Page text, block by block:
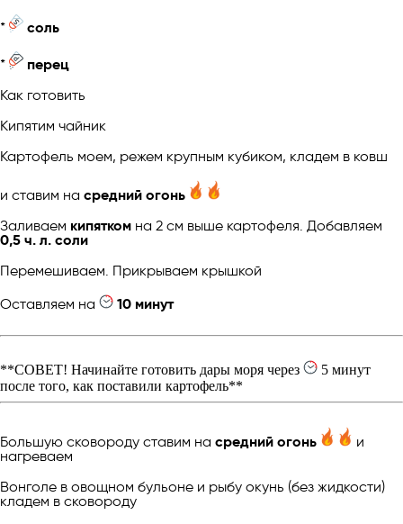
* соль
*
перец
Как готовить
Кипятим чайник
Картофель моем, режем крупным кубиком, кладем в ковш
и ставим на средний огонь
Заливаем кипятком на 2 см выше картофеля. Добавляем
0,5 ч. л. соли
Перемешиваем. Прикрываем крышкой
Оставляем на
10 минут
**СОВЕТ! Начинайте готовить дары моря через
5 минут
после того, как поставили картофель**
Большую сковороду ставим на средний огонь
и
нагреваем
Вонголе в овощном бульоне и рыбу окунь (без жидкости)
кладем в сковороду